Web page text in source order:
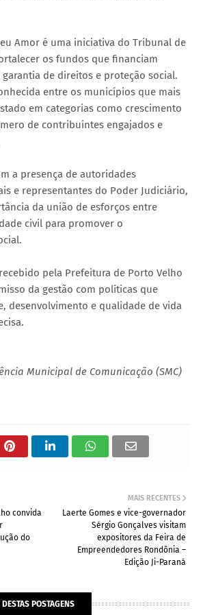
Amor é uma iniciativa do Tribunal de
os fundos que financiam
de direitos e proteção social.
entre os municípios que mais
em categorias como crescimento
de contribuintes engajados e
a presença de autoridades
e representantes do Poder Judiciário,
da união de esforços entre
civil para promover o
pela Prefeitura de Porto Velho
da gestão com políticas que
desenvolvimento e qualidade de vida
Municipal de Comunicação (SMC)
MAIS RECENTES
Laerte Gomes e vice-governador
Sérgio Gonçalves visitam
expositores da Feira de
Empreendedores Rondônia –
Edição Ji-Paraná
convida
do
POSTAGENS